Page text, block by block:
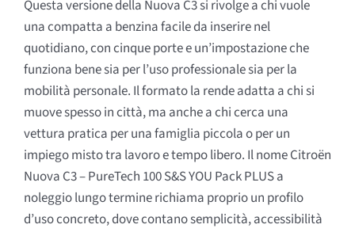
Questa versione della Nuova C3 si rivolge a chi vuole
una compatta a benzina facile da inserire nel
quotidiano, con cinque porte e un’impostazione che
funziona bene sia per l’uso professionale sia per la
mobilità personale. Il formato la rende adatta a chi si
muove spesso in città, ma anche a chi cerca una
vettura pratica per una famiglia piccola o per un
impiego misto tra lavoro e tempo libero. Il nome Citroën
Nuova C3 – PureTech 100 S&S YOU Pack PLUS a
noleggio lungo termine richiama proprio un profilo
d’uso concreto, dove contano semplicità, accessibilità